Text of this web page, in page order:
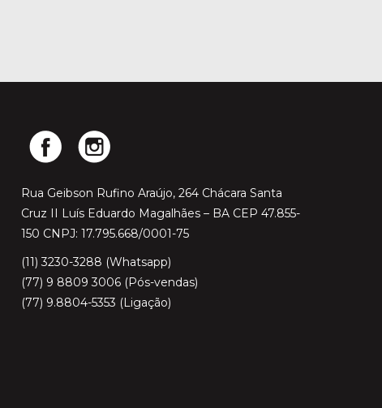
Rua Geibson Rufino Araújo, 264 Chácara Santa
Cruz II Luís Eduardo Magalhães – BA CEP 47.855-
150 CNPJ: 17.795.668/0001-75
(11) 3230-3288 (Whatsapp)
(77) 9 8809 3006 (Pós-vendas)
(77) 9.8804-5353 (Ligação)